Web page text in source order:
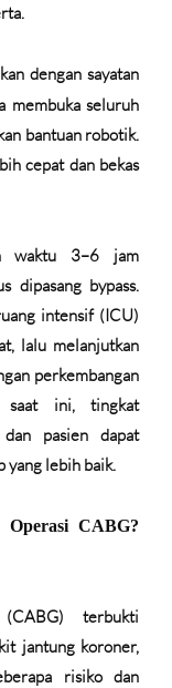
dengan sayatan
membuka seluruh
bantuan robotik.
cepat dan bekas
waktu 3–6 jam
dipasang bypass.
intensif (ICU)
lalu melanjutkan
perkembangan
saat ini, tingkat
pasien dapat
yang lebih baik.
CABG?
terbukti
jantung koroner,
risiko dan